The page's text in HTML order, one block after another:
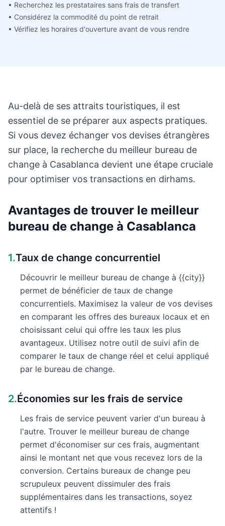
• Recherchez les prestataires sans frais de transfert
• Considérez la commodité du point de retrait
• Vérifiez les horaires d'ouverture avant de vous rendre
Au-delà de ses attraits touristiques, il est
essentiel de se préparer aux aspects pratiques.
Si vous devez échanger vos devises étrangères
sur place, la recherche du meilleur bureau de
change à Casablanca devient une étape cruciale
pour optimiser vos transactions en dirhams.
Avantages de trouver le meilleur
bureau de change à Casablanca
1.Taux de change concurrentiel
Découvrir le meilleur bureau de change à {{city}}
permet de bénéficier de taux de change
concurrentiels. Maximisez la valeur de vos devises
en comparant les offres des bureaux locaux et en
choisissant celui qui offre les taux les plus
avantageux. Utilisez notre outil de suivi afin de
comparer le taux de change réel et celui appliqué
par le bureau de change.
2.Économies sur les frais de service
Les frais de service peuvent varier d'un bureau à
l'autre. Trouver le meilleur bureau de change
permet d'économiser sur ces frais, augmentant
ainsi le montant net que vous recevez lors de la
conversion. Certains bureaux de change peu
scrupuleux peuvent dissimuler des frais
supplémentaires dans les transactions, soyez
attentifs !